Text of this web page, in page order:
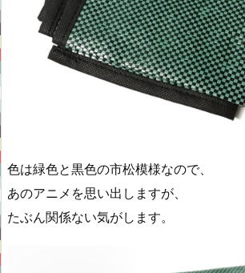
色は緑色と黒色の市松模様なので、
あのアニメを思い出しますが、
たぶん関係ない気がします。